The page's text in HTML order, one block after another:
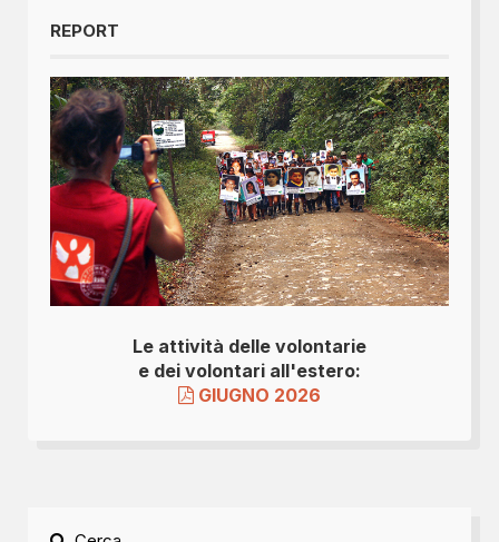
REPORT
Le attività delle volontarie
e dei volontari all'estero:
GIUGNO 2026